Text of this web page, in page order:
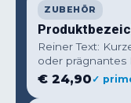
ZUBEHÖR
Reiner Text:
oder prägnantes
€ 24,90✓